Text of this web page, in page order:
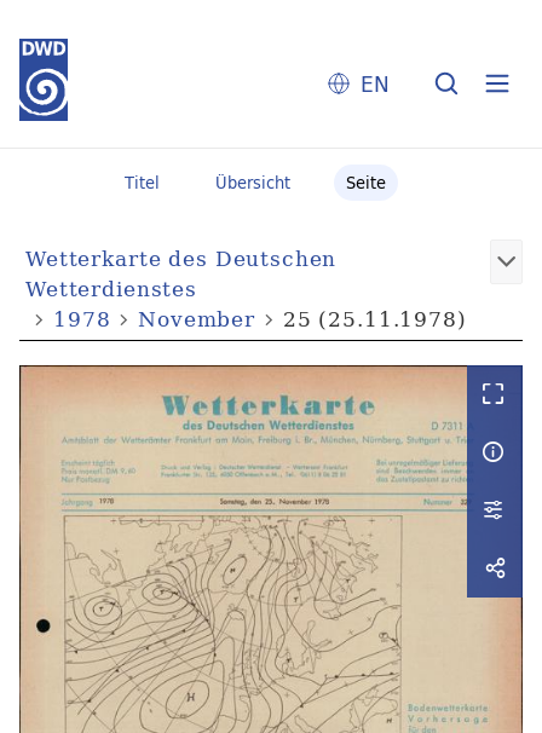
EN
Titel Übersicht Seite
Wetterkarte des Deutschen
Wetterdienstes
1978
November 25 (25.11.1978)